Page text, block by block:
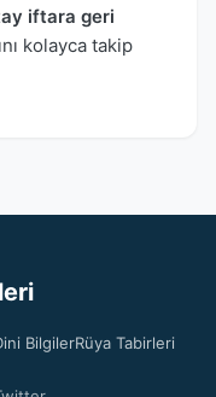
iftara geri
kolayca takip
BilgilerRüya Tabirleri